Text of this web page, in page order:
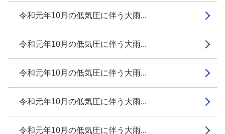
令和元年10月の低気圧に伴う大雨...
令和元年10月の低気圧に伴う大雨...
令和元年10月の低気圧に伴う大雨...
令和元年10月の低気圧に伴う大雨...
令和元年10月の低気圧に伴う大雨...